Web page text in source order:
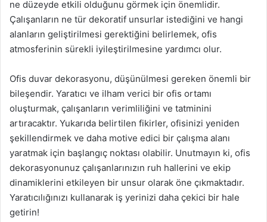
ne düzeyde etkili olduğunu görmek için önemlidir.
Çalışanların ne tür dekoratif unsurlar istediğini ve hangi
alanların geliştirilmesi gerektiğini belirlemek, ofis
atmosferinin sürekli iyileştirilmesine yardımcı olur.
Ofis duvar dekorasyonu, düşünülmesi gereken önemli bir
bileşendir. Yaratıcı ve ilham verici bir ofis ortamı
oluşturmak, çalışanların verimliliğini ve tatminini
artıracaktır. Yukarıda belirtilen fikirler, ofisinizi yeniden
şekillendirmek ve daha motive edici bir çalışma alanı
yaratmak için başlangıç noktası olabilir. Unutmayın ki, ofis
dekorasyonunuz çalışanlarınızın ruh hallerini ve ekip
dinamiklerini etkileyen bir unsur olarak öne çıkmaktadır.
Yaratıcılığınızı kullanarak iş yerinizi daha çekici bir hale
getirin!